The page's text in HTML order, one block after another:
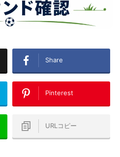
Share
Pinterest
URLコピー